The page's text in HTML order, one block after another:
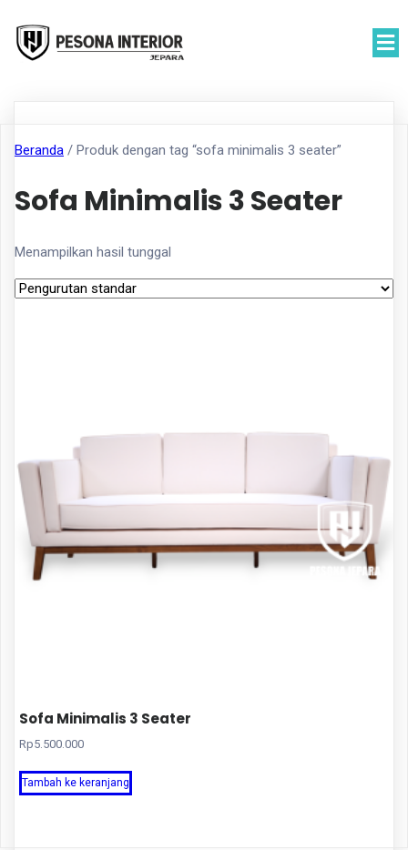
Beranda / Produk dengan tag “sofa minimalis 3 seater”
Sofa Minimalis 3 Seater
Menampilkan hasil tunggal
Sofa Minimalis 3 Seater
Rp5.500.000
Tambah ke keranjang